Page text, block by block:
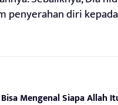
penyerahan diri
Mengenal Siapa Allah